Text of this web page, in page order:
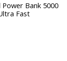
Bank 5000
Fast